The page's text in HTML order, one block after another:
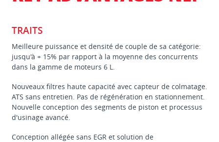
TRAITS
Meilleure puissance et densité de couple de sa catégorie:
jusqu'à + 15% par rapport à la moyenne des concurrents
dans la gamme de moteurs 6 L.
Nouveaux filtres haute capacité avec capteur de colmatage.
ATS sans entretien. Pas de régénération en stationnement.
Nouvelle conception des segments de piston et processus
d'usinage avancé.
Conception allégée sans EGR et solution de